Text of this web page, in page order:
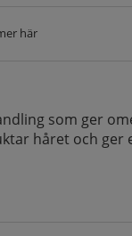
här
som ger
håret och ger